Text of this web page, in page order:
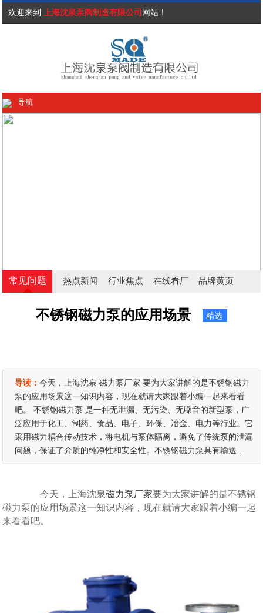
欢迎来到 上海沈泉泵阀制造有限公司 网站！
导航
常见问题 热点新闻 行业焦点 在线看厂 品牌黄页
不锈钢磁力泵的应用场景 精选
导读：今天，上海沈泉 磁力泵厂家 要为大家讲解的是不锈钢磁力
泵的应用场景这一知识内容，现在就请大家跟着小编一起来看看
吧。 不锈钢磁力泵 是一种无泄漏、无污染、无噪音的新型泵，广
泛应用于化工、制药、食品、电子、环保、冶金、电力等行业。它
采用磁力耦合传动技术，将电机与泵体隔离，避免了传统泵的泄漏
问题，保证了介质的纯净性和安全性。不锈钢磁力泵具有输送...
今天，上海沈泉磁力泵厂家要为大家讲解的是不锈钢
磁力泵的应用场景这一知识内容，现在就请大家跟着小编一起
来看看吧。